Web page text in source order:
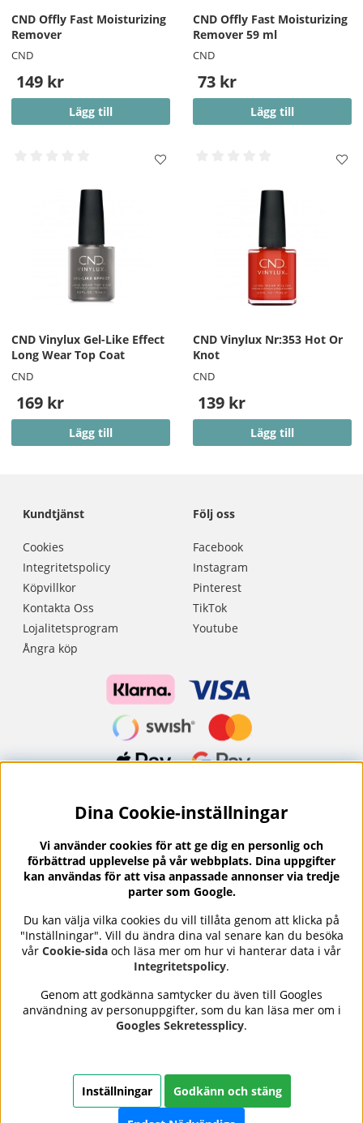
CND Offly Fast Moisturizing
Remover
CND
149 kr
Lägg till
CND Offly Fast Moisturizing
Remover 59 ml
CND
73 kr
Lägg till
CND Vinylux Gel-Like Effect
Long Wear Top Coat
CND
169 kr
Lägg till
CND Vinylux Nr:353 Hot Or
Knot
CND
139 kr
Lägg till
Kundtjänst
Cookies
Integritetspolicy
Köpvillkor
Kontakta Oss
Lojalitetsprogram
Ångra köp
Följ oss
Facebook
Instagram
Pinterest
TikTok
Youtube
Nyhetsbrev?
I vårt nyhetsbrev får du ta del av nyheter och
erbjudanden.
Se våra omdömen på⭐ Trustpilot
Nails Body and Beautyerbjuder professionell hudvård,
nagellack och makeup från ledande varumärken som OPI,
kvalitet, omtanke och resultat – med snabb och trygg
leverans, säkra betalningar och ett sortiment som speglar
Dina Cookie-inställningar
Vi använder cookies för att ge dig en personlig och
förbättrad upplevelse på vår webbplats. Dina uppgifter
kan användas för att visa anpassade annonser via tredje
parter som Google.
Du kan välja vilka cookies du vill tillåta genom att klicka på
"Inställningar". Vill du ändra dina val senare kan du besöka
vår Cookie-sida och läsa mer om hur vi hanterar data i vår
Integritetspolicy.
Genom att godkänna samtycker du även till Googles
användning av personuppgifter, som du kan läsa mer om i
Googles Sekretessplicy.
Inställningar Godkänn och stäng